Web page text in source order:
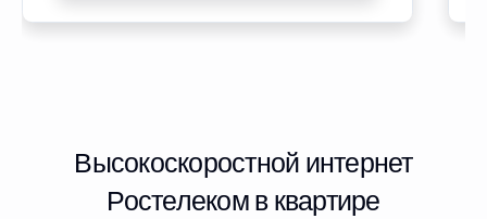
Высокоскоростной интернет
Ростелеком в квартире